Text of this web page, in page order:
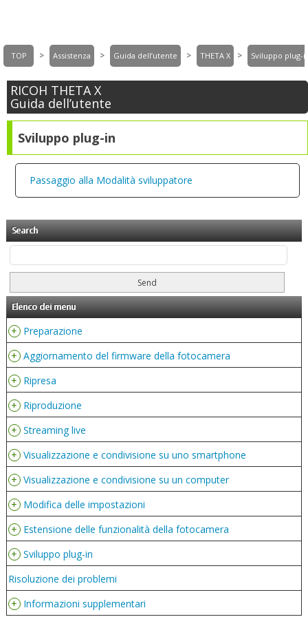
TOP > Assistenza > Guida dell’utente > THETA X > Sviluppo plug-
RICOH THETA X
Guida dell’utente
Sviluppo plug-in
Passaggio alla Modalità sviluppatore
Search
Elenco dei menu
+ Preparazione
+ Aggiornamento del firmware della fotocamera
+ Ripresa
+ Riproduzione
+ Streaming live
+ Visualizzazione e condivisione su uno smartphone
+ Visualizzazione e condivisione su un computer
+ Modifica delle impostazioni
+ Estensione delle funzionalità della fotocamera
+ Sviluppo plug-in
Risoluzione dei problemi
+ Informazioni supplementari